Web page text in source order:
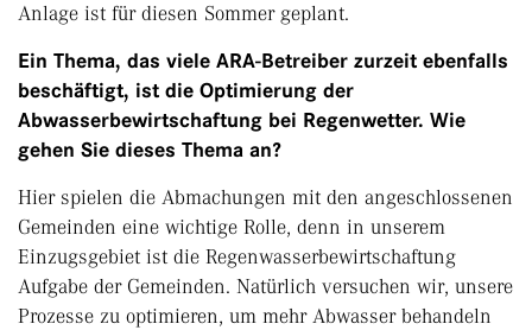
Anlage ist für diesen Sommer geplant.
Ein Thema, das viele ARA-Betreiber zurzeit ebenfalls
beschäftigt, ist die Optimierung der
Abwasserbewirtschaftung bei Regenwetter. Wie
gehen Sie dieses Thema an?
Hier spielen die Abmachungen mit den angeschlossenen
Gemeinden eine wichtige Rolle, denn in unserem
Einzugsgebiet ist die Regenwasserbewirtschaftung
Aufgabe der Gemeinden. Natürlich versuchen wir, unsere
Prozesse zu optimieren, um mehr Abwasser behandeln